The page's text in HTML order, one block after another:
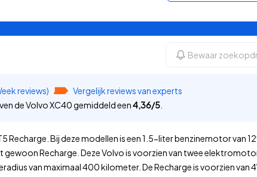
Bewaar
reviews)
Vergelijk reviews van experts
de Volvo XC40 gemiddeld een4,36/5
Bij deze modellen is een 1.5-liter benzinemotor van
Recharge. Deze Volvo is voorzien van twee
van maximaal 400 kilometer. De Recharge is voorzien van